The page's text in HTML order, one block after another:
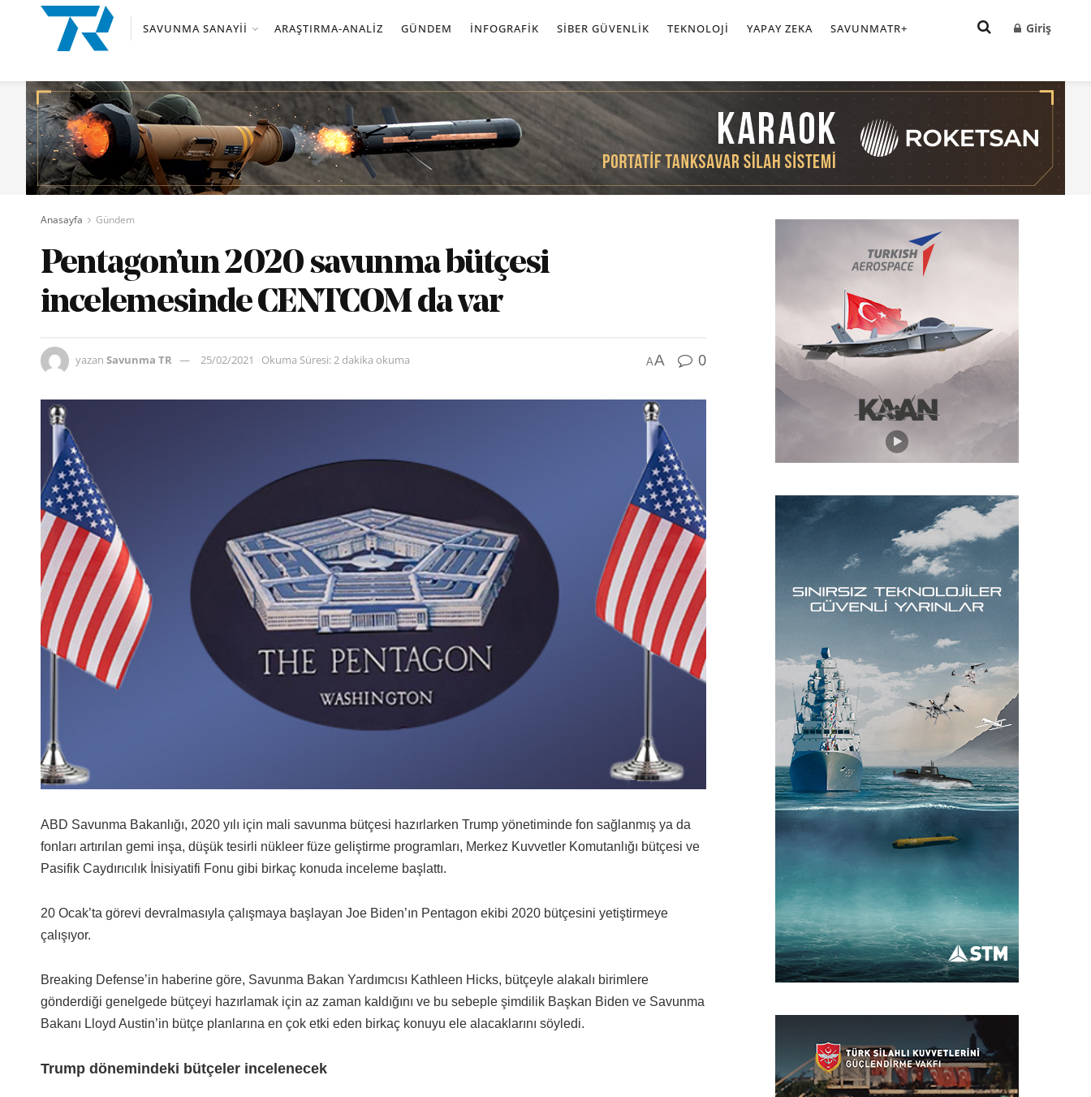
SAVUNMA SANAYII ARAŞTIRMA-ANALIZ GÜNDEM İNFOGRAFIK SIBER GÜVENLIK TEKNOLOJI YAPAY ZEKA SAVUNMATR+ Giriş
Anasayfa Gündem
Pentagon’un 2020 savunma bütçesi
incelemesinde CENTCOM da var
yazan Savunma TR 25/02/2021 Okuma Süresi: 2 dakika okuma AA 0
ABD Savunma Bakanlığı, 2020 yılı için mali savunma bütçesi hazırlarken Trump yönetiminde fon sağlanmış ya da
fonları artırılan gemi inşa, düşük tesirli nükleer füze geliştirme programları, Merkez Kuvvetler Komutanlığı bütçesi ve
Pasifik Caydırıcılık İnisiyatifi Fonu gibi birkaç konuda inceleme başlattı.
20 Ocak’ta görevi devralmasıyla çalışmaya başlayan Joe Biden’ın Pentagon ekibi 2020 bütçesini yetiştirmeye
çalışıyor.
Breaking Defense’in haberine göre, Savunma Bakan Yardımcısı Kathleen Hicks, bütçeyle alakalı birimlere
gönderdiği genelgede bütçeyi hazırlamak için az zaman kaldığını ve bu sebeple şimdilik Başkan Biden ve Savunma
Bakanı Lloyd Austin’in bütçe planlarına en çok etki eden birkaç konuyu ele alacaklarını söyledi.
Trump dönemindeki bütçeler incelenecek